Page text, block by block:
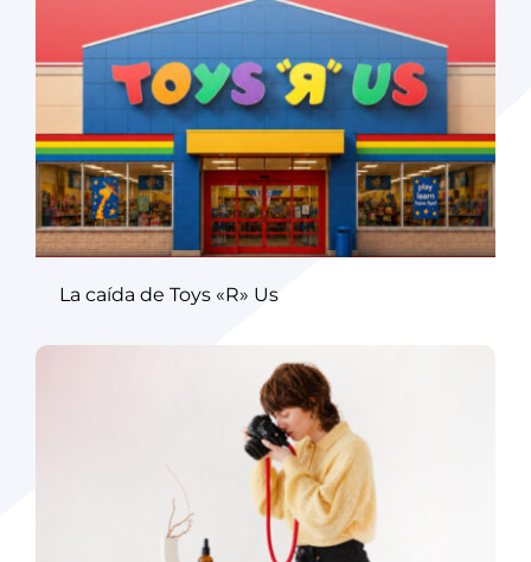
La caída de Toys «R» Us